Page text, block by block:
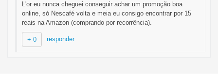
L'or eu nunca cheguei conseguir achar um promoção boa
online, só Nescafé volta e meia eu consigo encontrar por 15
reais na Amazon (comprando por recorrência).
+ 0 responder